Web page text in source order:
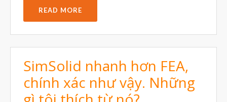
Tháng Mười 2022
Tháng Chín 2022
Tháng Tám 2022
READ MORE
SimSolid nhanh hơn FEA,
chính xác như vậy. Những